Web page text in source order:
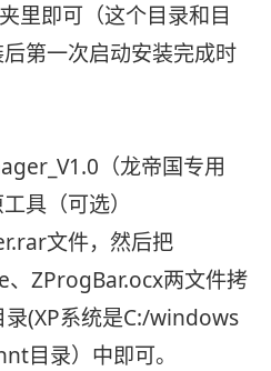
里即可（这个目录和目
第一次启动安装完成时
（龙帝国专用
具（可选）
文件，然后把
ZProgBar.ocx两文件拷
(XP系统是C:/windows
目录）中即可。